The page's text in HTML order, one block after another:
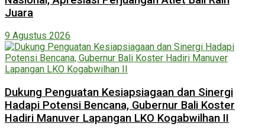
Juara
9 Agustus 2026
Dukung Penguatan Kesiapsiagaan dan Sinergi
Hadapi Potensi Bencana, Gubernur Bali Koster
Hadiri Manuver Lapangan LKO Kogabwilhan II